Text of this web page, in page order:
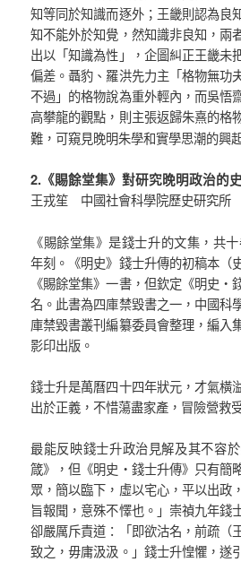
知等同於知識而逐外；王畿則認為良
知不能外於知覺，然知識非良知，兩
出以「知識為性」，企圖糾正王畿未
偏差。聶豹、羅洪先力主「格物無功
不過」的格物說為重外輕內，而吳悟
高攀龍的觀點，則主張返歸朱熹的格
難，可窺見晚明朱學和實學思潮的興
2.《賜餘堂集》對研究晚明政治的
王戎笙 中國社會科學院歷史研究所
《賜餘堂集》是錢士升的文集，共
年刻。《明史》錢士升傳的初稿本（
《賜餘堂集》一書，但欽定《明史‧
名。此書為四庫禁毀書之一，中國科
庫禁毀書叢刊編纂委員會整理，編入
影印出版。
錢士升是萬曆四十四年狀元，才氣橫
出於正義，不惜蕩盡家產，冒險營救
最能反映錢士升政治見解及其不容
箴》，但《明史‧錢士升傳》只有簡
眾，簡以臨下，虛以宅心，平以出政
旨報聞，意殊不懌也。」崇禎九年錢
卻嚴厲斥責道：「即欲沽名，前疏（
致之，毋庸汲汲。」錢士升惶懼，遂